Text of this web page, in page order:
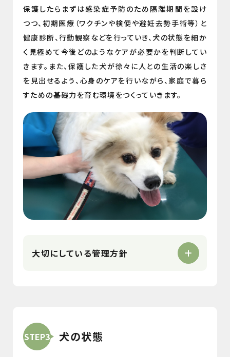
保護したらまずは感染症予防のため隔離期間を設け
つつ、初期医療（ワクチンや検便や避妊去勢手術等）と
健康診断、行動観察などを行っていき、犬の状態を細か
く見極めて今後どのようなケアが必要かを判断してい
きます。また、保護した犬が徐々に人との生活の楽しさ
を見出せるよう、心身のケアを行いながら、家庭で暮ら
すための基礎力を育む環境をつくっていきます。
大切にしている管理方針
STEP3 犬の状態